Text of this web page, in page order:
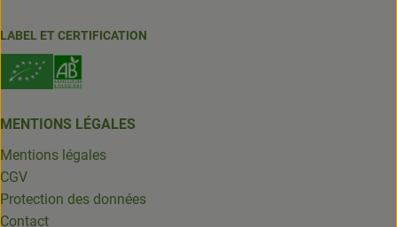
LABEL ET CERTIFICATION
MENTIONS LÉGALES
Mentions légales
CGV
Protection des données
Contact